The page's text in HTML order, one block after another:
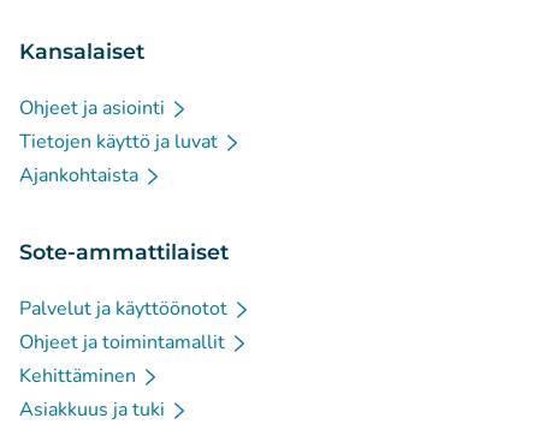
Kansalaiset
Ohjeet ja asiointi
Tietojen käyttö ja luvat
Ajankohtaista
Sote-ammattilaiset
Palvelut ja käyttöönotot
Ohjeet ja toimintamallit
Kehittäminen
Asiakkuus ja tuki